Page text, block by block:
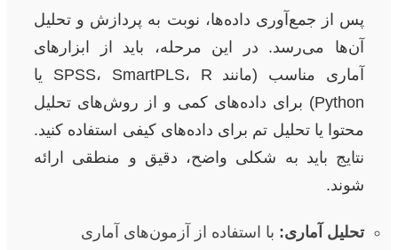
پس از جمع‌آوری داده‌ها، نوبت به پردازش و تحلیل
آن‌ها می‌رسد. در این مرحله، باید از ابزارهای
آماری مناسب (مانند SPSS، SmartPLS، R یا
Python) برای داده‌های کمی و از روش‌های تحلیل
محتوا یا تحلیل تم برای داده‌های کیفی استفاده کنید.
نتایج باید به شکلی واضح، دقیق و منطقی ارائه
شوند.
تحلیل آماری: با استفاده از آزمون‌های آماری